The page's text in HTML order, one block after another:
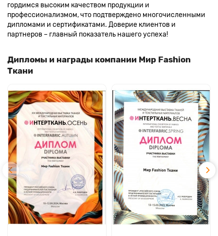
гордимся высоким качеством продукции и
профессионализмом, что подтверждено многочисленными
дипломами и сертификатами. Доверие клиентов и
партнеров – главный показатель нашего успеха!
Дипломы и награды компании Мир Fashion
Ткани